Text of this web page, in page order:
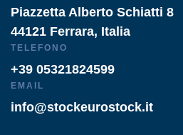
Piazzetta Alberto Schiatti 8
44121 Ferrara, Italia
TELEFONO
+39 05321824599
EMAIL
info@stockeurostock.it